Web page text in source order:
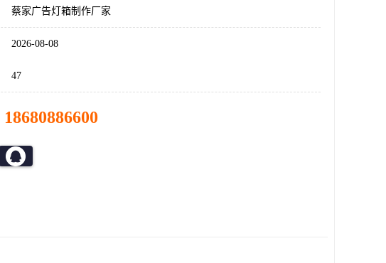
蔡家广告灯箱制作厂家
2026-08-08
47
18680886600